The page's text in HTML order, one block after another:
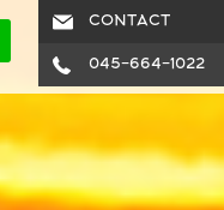
CONTACT
045-664-1022